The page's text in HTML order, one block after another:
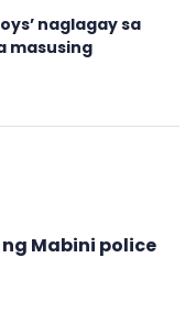
Mabini police
naglagay sa
masusing